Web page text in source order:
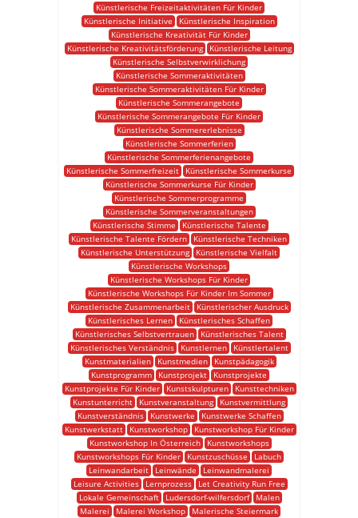
Künstlerische Freizeitaktivitäten Für Kinder
Künstlerische Initiative
Künstlerische Inspiration
Künstlerische Kreativität Für Kinder
Künstlerische Kreativitätsförderung
Künstlerische Leitung
Künstlerische Selbstverwirklichung
Künstlerische Sommeraktivitäten
Künstlerische Sommeraktivitäten Für Kinder
Künstlerische Sommerangebote
Künstlerische Sommerangebote Für Kinder
Künstlerische Sommererlebnisse
Künstlerische Sommerferien
Künstlerische Sommerferienangebote
Künstlerische Sommerfreizeit
Künstlerische Sommerkurse
Künstlerische Sommerkurse Für Kinder
Künstlerische Sommerprogramme
Künstlerische Sommerveranstaltungen
Künstlerische Stimme
Künstlerische Talente
Künstlerische Talente Fördern
Künstlerische Techniken
Künstlerische Unterstützung
Künstlerische Vielfalt
Künstlerische Workshops
Künstlerische Workshops Für Kinder
Künstlerische Workshops Für Kinder Im Sommer
Künstlerische Zusammenarbeit
Künstlerischer Ausdruck
Künstlerisches Lernen
Künstlerisches Schaffen
Künstlerisches Selbstvertrauen
Künstlerisches Talent
Künstlerisches Verständnis
Kunstlernen
Künstlertalent
Kunstmaterialien
Kunstmedien
Kunstpädagogik
Kunstprogramm
Kunstprojekt
Kunstprojekte
Kunstprojekte Für Kinder
Kunstskulpturen
Kunsttechniken
Kunstunterricht
Kunstveranstaltung
Kunstvermittlung
Kunstverständnis
Kunstwerke
Kunstwerke Schaffen
Kunstwerkstatt
Kunstworkshop
Kunstworkshop Für Kinder
Kunstworkshop In Österreich
Kunstworkshops
Kunstworkshops Für Kinder
Kunstzuschüsse
Labuch
Leinwandarbeit
Leinwände
Leinwandmalerei
Leisure Activities
Lernprozess
Let Creativity Run Free
Lokale Gemeinschaft
Ludersdorf-wilfersdorf
Malen
Malerei
Malerei Workshop
Malerische Steiermark